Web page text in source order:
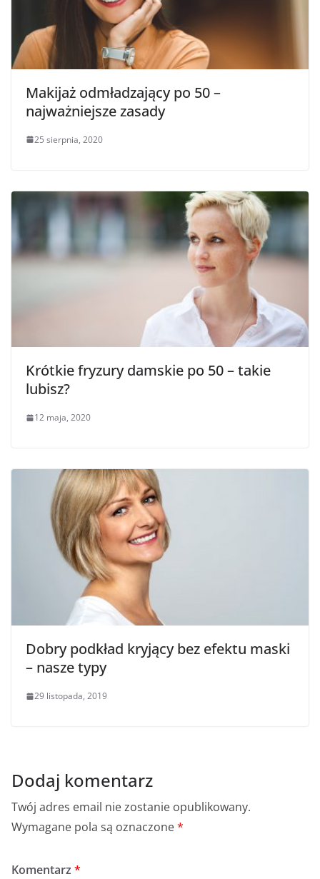
Makijaż odmładzający po 50 –
najważniejsze zasady
25 sierpnia, 2020
Krótkie fryzury damskie po 50 – takie
lubisz?
12 maja, 2020
Dobry podkład kryjący bez efektu maski
– nasze typy
29 listopada, 2019
Dodaj komentarz
Twój adres email nie zostanie opublikowany.
Wymagane pola są oznaczone*
Komentarz *